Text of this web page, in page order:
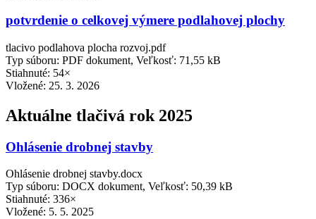
potvrdenie o celkovej výmere podlahovej plochy
tlacivo podlahova plocha rozvoj.pdf
Typ súboru: PDF dokument, Veľkosť: 71,55 kB
Stiahnuté: 54×
Vložené: 25. 3. 2026
Aktuálne tlačivá rok 2025
Ohlásenie drobnej stavby
Ohlásenie drobnej stavby.docx
Typ súboru: DOCX dokument, Veľkosť: 50,39 kB
Stiahnuté: 336×
Vložené: 5. 5. 2025